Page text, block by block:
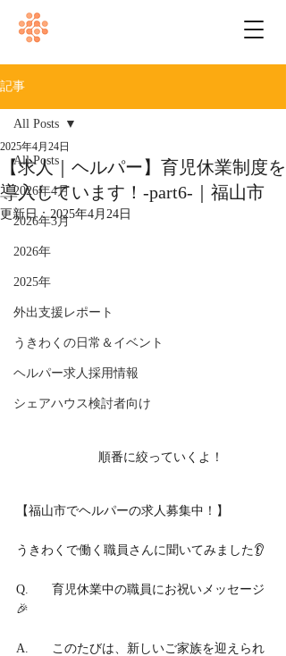
記事
All Posts
2026年4月
2026年3月
2026年
2025年
外出支援レポート
うきわくの日常＆イベント
ヘルパー求人採用情報
シェアハウス検討者向け
All Posts
【求人｜ヘルパー】育児休業制度を
導入しています！-part6-｜福山市
2025年4月24日
更新日：2025年4月24日
	順番に絞っていくよ！
【福山市でヘルパーの求人募集中！】
うきわくで働く職員さんに聞いてみました👂
Q.	育児休業中の職員にお祝いメッセージ
🎉
A.	このたびは、新しいご家族を迎えられ